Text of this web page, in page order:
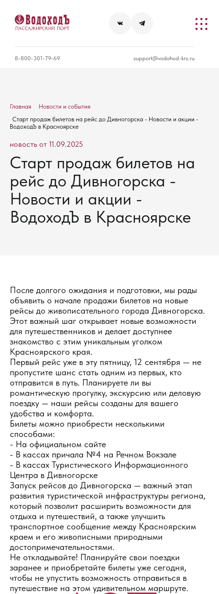
8-800-301-79-69 support@vodohod-krs.ru
Главная
Новости и события
Старт продаж билетов на рейс до Дивногорска - Новости и акции -
ВодоходЪ в Красноярске
новость от 11.09.2025
Старт продаж билетов на
рейс до Дивногорска -
Новости и акции -
ВодоходЪ в Красноярске
После долгого ожидания и подготовки, мы рады
объявить о начале продажи билетов на новые
рейсы до живописательного города Дивногорска.
Этот важный шаг открывает новые возможности
для путешественников и делает доступнее
знакомство с этим уникальным уголком
Красноярского края.
Первый рейс уже в эту пятницу, 12 сентября — не
пропустите шанс стать одним из первых, кто
отправится в путь. Планируете ли вы
романтическую прогулку, экскурсию или деловую
поездку — наши рейсы созданы для вашего
удобства и комфорта.
Билеты можно приобрести несколькими
способами:
- На официальном сайте
- В кассах причала №4 на Речном Вокзале
- В кассах Туристического Информационного
Центра в Дивногорске
Запуск рейсов до Дивногорска — важный этап
развития туристической инфраструктуры региона,
который позволит расширить возможности для
отдыха и путешествий, а также улучшить
транспортное сообщение между Красноярским
краем и его живописными природными
достопримечательностями.
Не откладывайте! Планируйте свои поездки
заранее и приобретайте билеты уже сегодня,
чтобы не упустить возможность отправиться в
путешествие на этом удивительном маршруте.